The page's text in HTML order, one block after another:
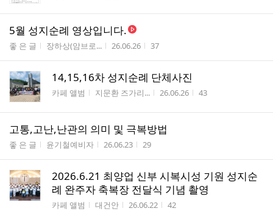
5월 성지순례 영상입니다.
게시판명
좋 은 글 작성자
장하상(암브로... 작성시간
26.06.26 조회수
37
14,15,16차 성지순례 단체사진
게시판명
카페 앨범 작성자
지문환 즈가리... 작성시간
26.06.26 조회수
43
고통,고난,난관의 의미 및 극복방법
게시판명
좋 은 글 작성자
윤기철예비자 작성시간
26.06.23 조회수
29
2026.6.21 최양업 신부 시복시성 기원 성지순
례 완주자 축복장 전달식 기념 촬영
게시판명
카페 앨범 작성자
대건안 작성시간
26.06.22 조회수
42